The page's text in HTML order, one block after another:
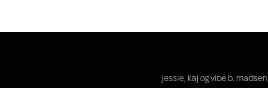
jessie, kaj og vibe b. madsen